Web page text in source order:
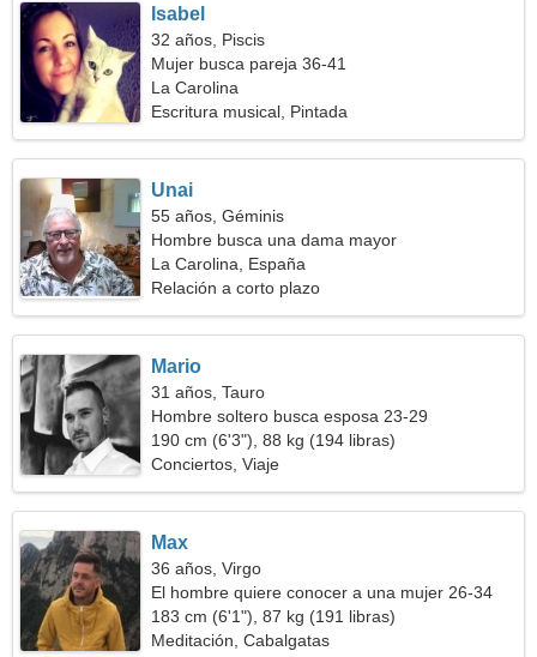
Isabel
32 años, Piscis
Mujer busca pareja 36-41
La Carolina
Escritura musical, Pintada
Unai
55 años, Géminis
Hombre busca una dama mayor
La Carolina, España
Relación a corto plazo
Mario
31 años, Tauro
Hombre soltero busca esposa 23-29
190 cm (6'3"), 88 kg (194 libras)
Conciertos, Viaje
Max
36 años, Virgo
El hombre quiere conocer a una mujer 26-34
183 cm (6'1"), 87 kg (191 libras)
Meditación, Cabalgatas